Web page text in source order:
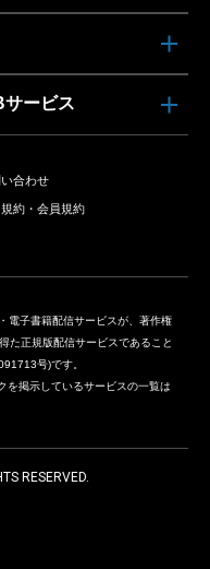
ービス
合わせ
約・会員規約
電子書籍配信サービスが、著作権
た正規版配信サービスであること
号)です。
を掲示しているサービスの一覧は
RESERVED.